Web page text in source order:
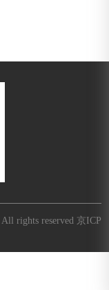
rights reserved 京ICP